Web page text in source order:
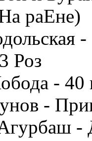
раЕне)
Роз
- 40
-
-